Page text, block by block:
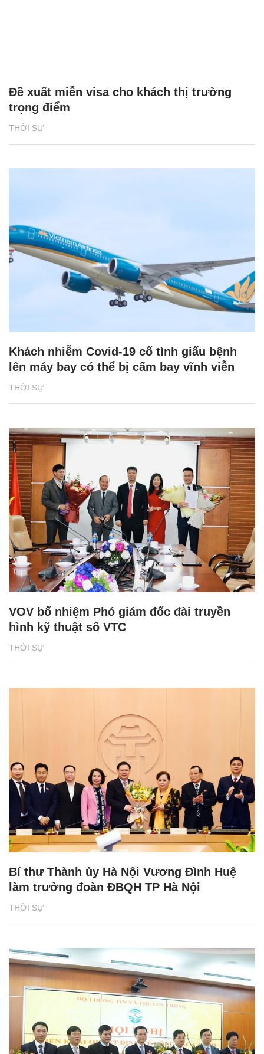
THỜI SỰ
Đề xuất miễn visa cho khách thị trường
trọng điểm
THỜI SỰ
Khách nhiễm Covid-19 cố tình giấu bệnh
lên máy bay có thể bị cấm bay vĩnh viễn
THỜI SỰ
VOV bổ nhiệm Phó giám đốc đài truyền
hình kỹ thuật số VTC
THỜI SỰ
Bí thư Thành ủy Hà Nội Vương Đình Huệ
làm trưởng đoàn ĐBQH TP Hà Nội